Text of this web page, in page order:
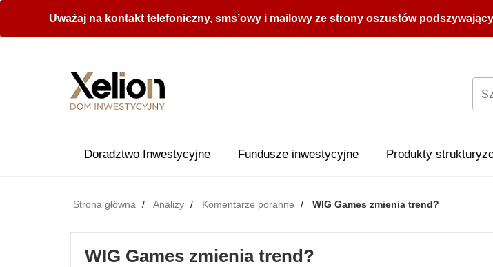
Uważaj na kontakt telefoniczny, sms’owy i mailowy ze strony oszustów
Doradztwo Inwestycyjne Fundusze inwestycyjne Produkty
Strona główna Analizy Komentarze poranne WIG Games zmienia trend?
WIG Games zmienia trend?